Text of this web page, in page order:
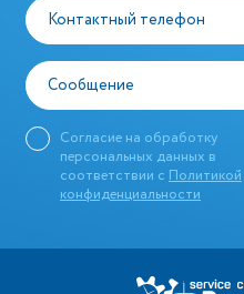
Контактный телефон
Сообщение
Согласие на обработку
персональных данных в
соответствии с Политикой
конфиденциальности